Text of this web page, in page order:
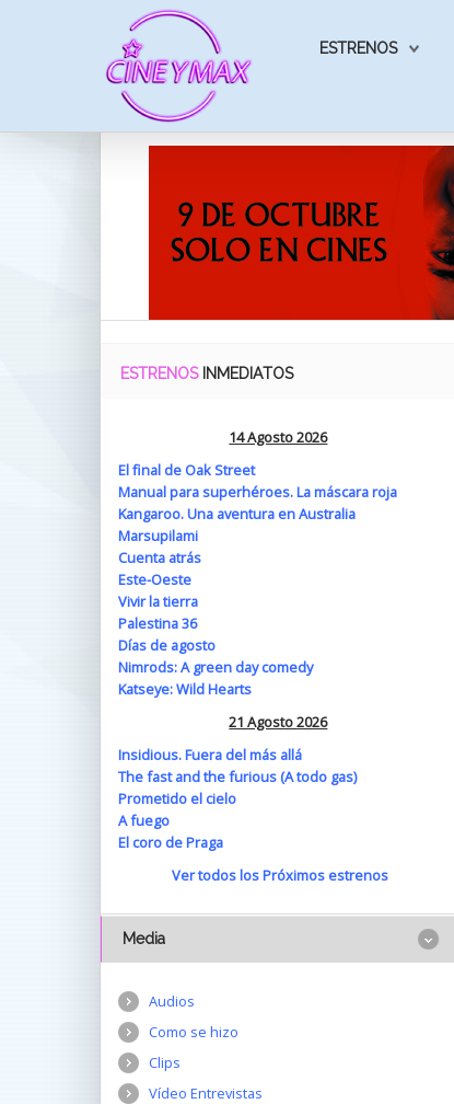
ESTRENOS
ESTRENOS INMEDIATOS
14 Agosto 2026
El final de Oak Street
Manual para superhéroes. La máscara roja
Kangaroo. Una aventura en Australia
Marsupilami
Cuenta atrás
Este-Oeste
Vivir la tierra
Palestina 36
Días de agosto
Nimrods: A green day comedy
Katseye: Wild Hearts
21 Agosto 2026
Insidious. Fuera del más allá
The fast and the furious (A todo gas)
Prometido el cielo
A fuego
El coro de Praga
Ver todos los Próximos estrenos
Media
Audios
Como se hizo
Clips
Vídeo Entrevistas